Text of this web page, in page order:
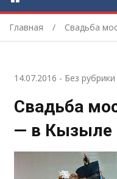
Главная Свадьба
14.07.2016 - Без рубрики
Свадьба
— в Кызыле